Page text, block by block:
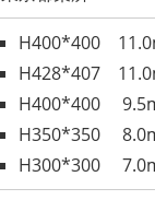
H400*400
H428*407
H400*400
H350*350
H300*300